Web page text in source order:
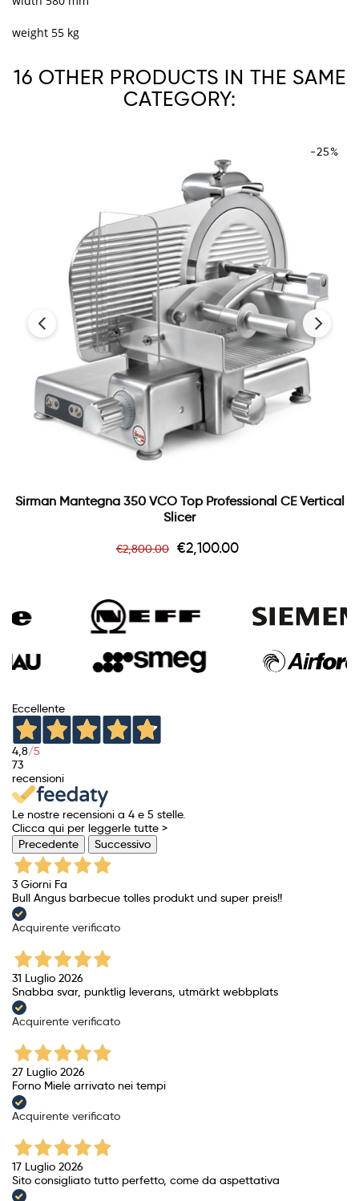
weight 55 kg
16 OTHER PRODUCTS IN THE SAME
CATEGORY:
Sirman Mantegna 350 VCO Top Professional CE Vertical
Slicer
Regular
€2,800.00
-25%
Price
€2,100.00
‹ ›
Eccellente
4,8/5
73
recensioni
Le nostre recensioni a 4 e 5 stelle.
Clicca qui per leggerle tutte >
Precedente
Successivo
3 Giorni Fa
Bull Angus barbecue tolles produkt und super preis!!
Acquirente verificato
31 Luglio 2026
Snabba svar, punktlig leverans, utmärkt webbplats
Acquirente verificato
27 Luglio 2026
Forno Miele arrivato nei tempi
Acquirente verificato
17 Luglio 2026
Sito consigliato tutto perfetto, come da aspettativa